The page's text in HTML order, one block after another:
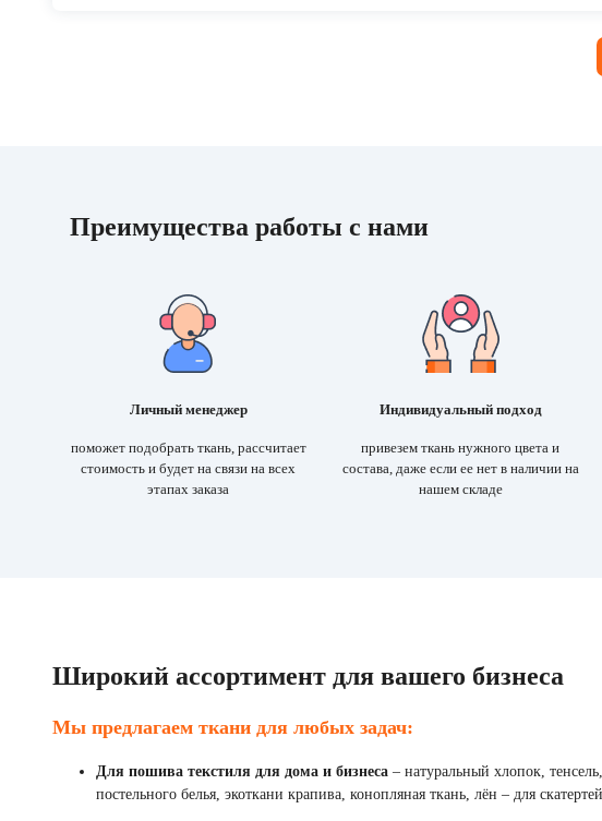
Преимущества работы с нами
Личный менеджер
поможет подобрать ткань, рассчитает
стоимость и будет на связи на всех
этапах заказа
Индивидуальный подход
привезем ткань нужного цвета и
состава, даже если ее нет в наличии на
нашем складе
Широкий ассортимент для вашего бизнеса
Мы предлагаем ткани для любых задач:
Для пошива текстиля для дома и бизнеса – натуральный хлопок,
постельного белья, экоткани крапива, конопляная ткань, лён – для